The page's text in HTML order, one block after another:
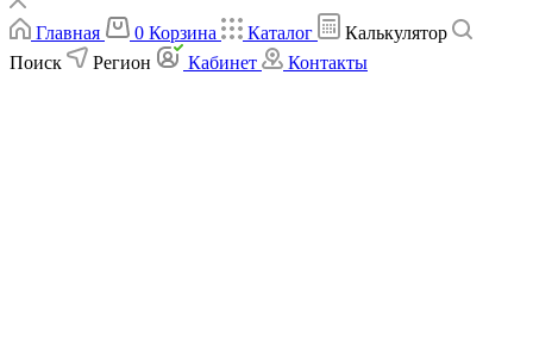
Главная 0 Корзина Каталог
Калькулятор
Поиск
Регион Кабинет Контакты